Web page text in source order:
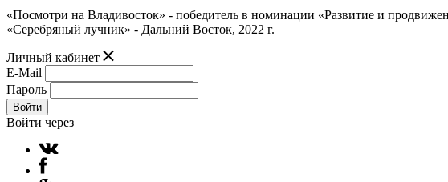
«Посмотри на Владивосток» - победитель в номинации «Развитие и
«Серебряный лучник» - Дальний Восток, 2022 г.
Личный кабинет
E-Mail
Пароль
Войти
Войти через